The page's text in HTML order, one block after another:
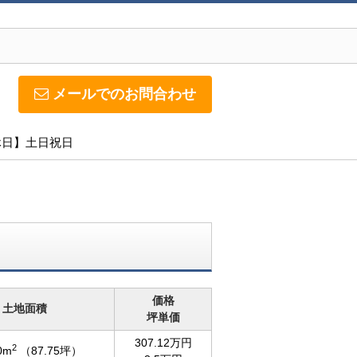
メールでのお問合わせ
】土日祝日
土地面積
価格
坪単価
2 （87.75坪）
307.12万円